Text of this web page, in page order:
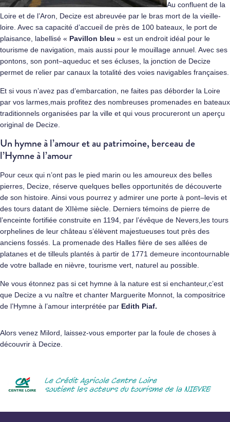
Au confluent de la
Loire et de l’Aron, Decize est abreuvée par le bras mort de la vieille-
loire. Avec sa capacité d’accueil de près de 100 bateaux, le port de
plaisance, labellisé « Pavillon bleu » est un endroit idéal pour le
tourisme de navigation, mais aussi pour le mouillage annuel. Avec ses
pontons, son pont–aqueduc et ses écluses, la jonction de Decize
permet de relier par canaux la totalité des voies navigables françaises.
Et si vous n’avez pas d’embarcation, ne faites pas déborder la Loire
par vos larmes,mais profitez des nombreuses promenades en bateaux
traditionnels organisées par la ville et qui vous procureront un aperçu
original de Decize.
Un hymne à l’amour et au patrimoine, berceau de
l’Hymne à l’amour
Pour ceux qui n’ont pas le pied marin ou les amoureux des belles
pierres, Decize, réserve quelques belles opportunités de découverte
de son histoire. Ainsi vous pourrez y admirer une porte à pont–levis et
des tours datant de XIIème siècle. Derniers témoins de pierre de
l’enceinte fortifiée construite en 1194, par l’évêque de Nevers,les tours
orphelines de leur château s’élèvent majestueuses tout près des
anciens fossés. La promenade des Halles fière de ses allées de
platanes et de tilleuls plantés à partir de 1771 demeure incontournable
de votre ballade en nièvre, tourisme vert, naturel au possible.
Ne vous étonnez pas si cet hymne à la nature est si enchanteur,c’est
que Decize a vu naître et chanter Marguerite Monnot, la compositrice
de l’Hymne à l’amour interprétée par Edith Piaf.
Alors venez Milord, laissez-vous emporter par la foule de choses à
découvrir à Decize.